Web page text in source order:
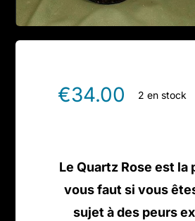
€34.00 2 en stock
Le Quartz Rose est la
vous faut si vous
sujet à des peurs